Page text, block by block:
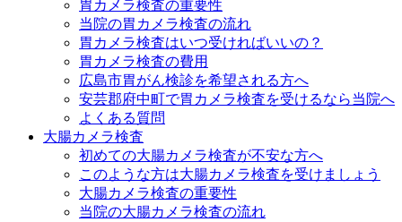
胃カメラ検査の重要性
当院の胃カメラ検査の流れ
胃カメラ検査はいつ受ければいいの？
胃カメラ検査の費用
広島市胃がん検診を希望される方へ
安芸郡府中町で胃カメラ検査を受けるなら当院へ
よくある質問
大腸カメラ検査
初めての大腸カメラ検査が不安な方へ
このような方は大腸カメラ検査を受けましょう
大腸カメラ検査の重要性
当院の大腸カメラ検査の流れ